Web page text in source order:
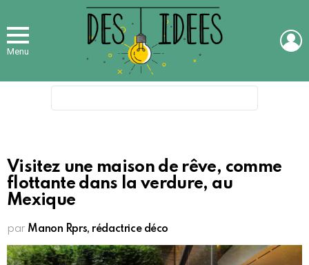
Menu
Visitez une maison de rêve, comme
flottante dans la verdure, au
Mexique
par Manon Rprs, rédactrice déco